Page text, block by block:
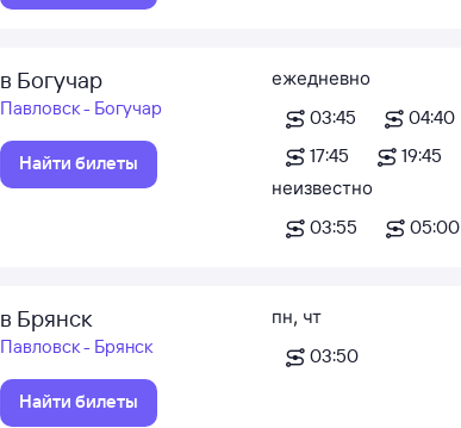
в Богучар
Павловск - Богучар
Найти билеты
ежедневно
03:45
04:40
17:45
19:45
неизвестно
03:55
05:00
в Брянск
Павловск - Брянск
Найти билеты
пн, чт
03:50